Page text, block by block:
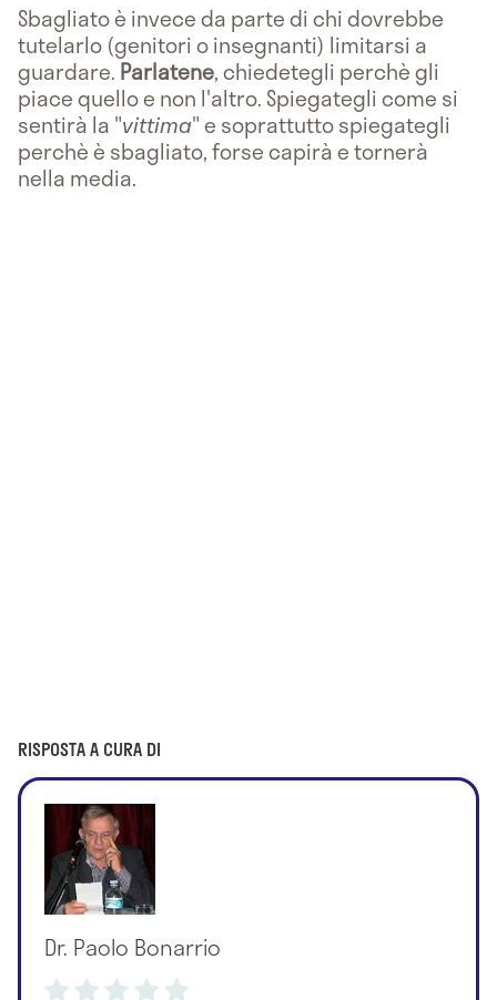
Sbagliato è invece da parte di chi dovrebbe
tutelarlo (genitori o insegnanti) limitarsi a
guardare. Parlatene, chiedetegli perchè gli
piace quello e non l'altro. Spiegategli come si
sentirà la "vittima" e soprattutto spiegategli
perchè è sbagliato, forse capirà e tornerà
nella media.
RISPOSTA A CURA DI
Dr. Paolo Bonarrio